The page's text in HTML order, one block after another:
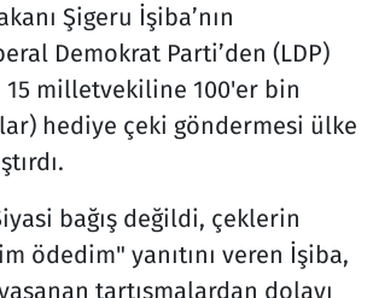
Şigeru İşiba’nın
Demokrat Parti’den (LDP)
15 milletvekiline 100'er bin
hediye çeki göndermesi ülke
bağış değildi, çeklerin
ödedim" yanıtını veren İşiba,
tartışmalardan dolayı
Bilim